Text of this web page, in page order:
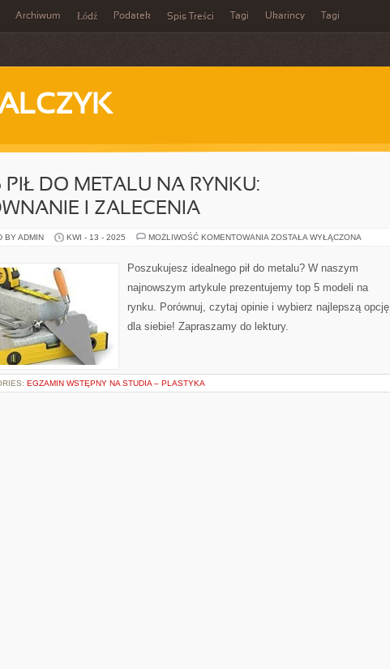
Archiwum Łódź Podatek Spis Treści Tagi Ukarincy Tagi
PIŁ DO METALU NA RYNKU:
I ZALECENIA
BY ADMIN KWI - 13 - 2025 MOŻLIWOŚĆ KOMENTOWANIA TOP
METALU
RYNKU:
ZOSTAŁA WYŁĄCZONA
Poszukujesz idealnego pił do metalu? W naszym
najnowszym artykule prezentujemy top 5 modeli na
rynku. Porównuj, czytaj opinie i wybierz najlepszą opcję
dla siebie! Zapraszamy do lektury.
EGZAMIN WSTĘPNY NA STUDIA – PLASTYKA